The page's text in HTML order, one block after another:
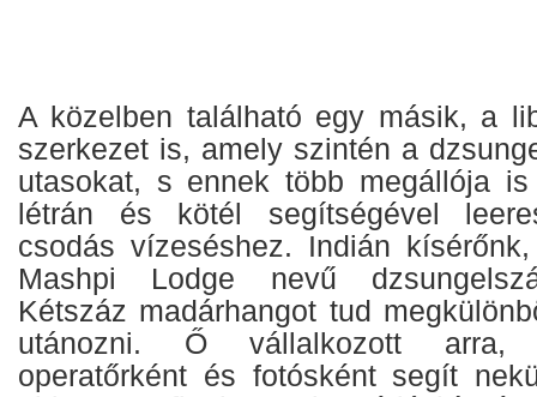
A közelben található egy másik, a
szerkezet is, amely szintén a
utasokat, s ennek több megállója
létrán és kötél segítségével
csodás vízeséshez. Indián
Mashpi Lodge nevű
Kétszáz madárhangot tud
utánozni. Ő vállalkozott arra,
operatőrként és fotósként segít